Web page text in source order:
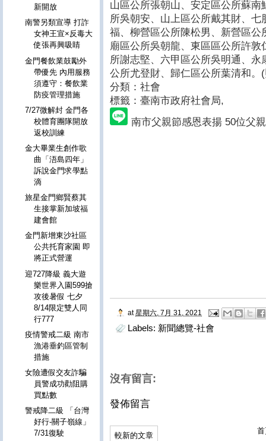
山區公所張朝山、安定區公所蘇
所吳朝安、山上區公所戴其財、
福、柳營區公所陳松男、新營區
廟區公所吳朝龍、東區區公所許
所謝志堅、六甲區公所吳明通、
公所尤登財、歸仁區公所葉清和
分類：社會
標籤：臺南市政府社會局,
南市父親節感恩表揚 50位父
at 星期六, 7月 31, 2021
Labels: 新聞總覽-社會
沒有留言:
發佈留言
較新的文章
新開放
南警另類宣導 打詐
女神王宣×反毒大
使張再興吸睛
金門餐飲業鼓勵外
帶優先 內用服務
須遵守：餐飲業
防疫管理措施
7/27微解封 金門各
校體育團隊開放
返校訓練
金大畢業生創作歌
曲「浯島四年」
訴說金門求學點
滴
旅星金門鄉賢蔡其
生接掌新加坡福
建會館
金門新增東沙社區
公共托育家園 即
將正式營運
迎727降級 義大遊
樂世界入園599搶
攻後暑假 七夕
8/14限定雙人同
行777
疫情警戒二級 南市
漁港垂釣區管制
措施
女險遭假交友詐騙
員警成功勸阻購
買點數
警戒降二級 「台灣
好行-關子嶺線」
7/31復駛